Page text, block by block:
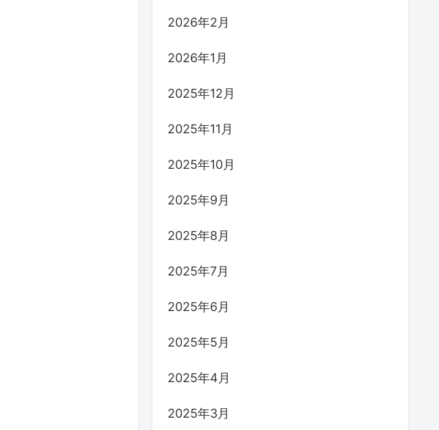
2026年2月
2026年1月
2025年12月
2025年11月
2025年10月
2025年9月
2025年8月
2025年7月
2025年6月
2025年5月
2025年4月
2025年3月